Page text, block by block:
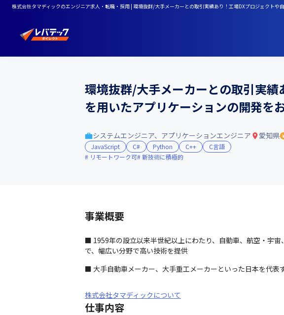
株式会社タマディックのエンジニア求人・転職・採用 | 環境抜群/大手メーカーとの取引実績あり！工場DXプロジェクト
環境抜群/大手メーカーとの取引実
を用いたアプリケーションの開発を
システムエンジニア、アプリケーションエンジニア 愛知県
JavaScript C# Python C++
C言語
リモートワーク可 新技術に積極的
事業概要
■ 1959年の設立以来半世紀以上にわたり、自動車、航空・宇
で、幅広い分野で高い技術を提供
■ 大手自動車メーカー、大手重工メーカーといった日本を代表
株式会社タマディックについて
仕事内容